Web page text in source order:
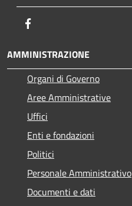
AMMINISTRAZIONE
Organi di Governo
Aree Amministrative
Uffici
Enti e fondazioni
Politici
Personale Amministrativo
Documenti e dati